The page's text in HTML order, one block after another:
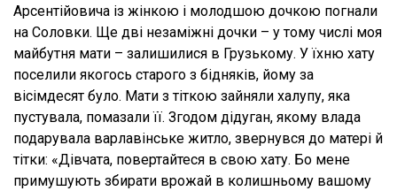
Арсентійовича із жінкою і молодшою дочкою погнали
на Соловки. Ще дві незаміжні дочки – у тому числі моя
майбутня мати – залишилися в Грузькому. У їхню хату
поселили якогось старого з бідняків, йому за
вісімдесят було. Мати з тіткою зайняли халупу, яка
пустувала, помазали її. Згодом дідуган, якому влада
подарувала варлавінське житло, звернувся до матері й
тітки: «Дівчата, повертайтеся в свою хату. Бо мене
примушують збирати врожай в колишньому вашому